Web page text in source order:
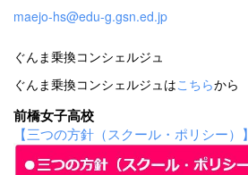
maejo-hs@edu-g.gsn.ed.jp
ぐんま乗換コンシェルジュ
ぐんま乗換コンシェルジュはこちらから
前橋女子高校
【三つの方針（スクール・ポリシー）